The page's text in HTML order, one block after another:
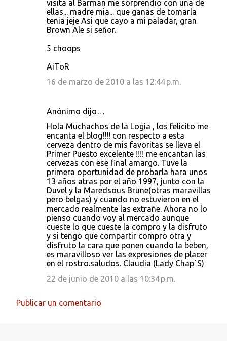
visita al Barman me sorprendio con una de
ellas... madre mia... que ganas de tomarla
tenia jeje Asi que cayo a mi paladar, gran
Brown Ale si señor.
5 choops
AiToR
16 de marzo de 2010 a las 12:44 p.m.
Anónimo dijo…
Hola Muchachos de la Logia , los felicito me
encanta el blog!!!! con respecto a esta
cerveza dentro de mis favoritas se lleva el
Primer Puesto excelente !!!! me encantan las
cervezas con ese final amargo. Tuve la
primera oportunidad de probarla hara unos
13 años atras por el año 1997, junto con la
Duvel y la Maredsous Brune(otras maravillas
pero belgas) y cuando no estuvieron en el
mercado realmente las extrañe. Ahora no lo
pienso cuando voy al mercado aunque
cueste lo que cueste la compro y la disfruto
y si tengo que compartir compro otra y
disfruto la cara que ponen cuando la beben,
es maravilloso ver las expresiones de placer
en el rostro.saludos. Claudia (Lady Chap`S)
22 de junio de 2010 a las 10:34 p.m.
Publicar un comentario